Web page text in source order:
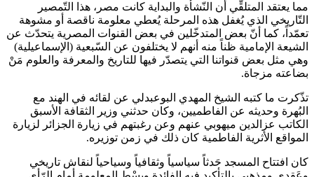
مما يعتقد المتلقِّي أن النّشأة والبداية كانت مصر، هذا التّمصير
التّاريخي الذي يُغفل هذه المرحلة يُعطي معلومة ناقصة أو مشوهة
تعمّداً، كما أنّ بعض المتدخّلين في بعض القنوات المصرية يتحدّث عن
الشيعة الإمامية ظناً منه أنهم لا يختلفون عن السّبعية (الإسماعيلية)
وهي مثل بعض قنواتنا التي يتصدّر فيها للتاريخ والمعرفة والعلوم مَنْ
بضاعته مزجاة.
تذّكرت ما كتبه الشيخ المهدي البوعبدلي عن لقائه في الهند مع
البُهرة وحديثه عن الفاطميين، وكان حدثني وزير الثقافة الأسبق
الكاتب عزالدين ميهوبي عنهم وعن رغبتهم في زيارة الجزائر لزيارة
المواقع الأثرية الفاطمية كان ذلك في زمن توزيره.
كان افتتاح المسجد حَدثاً سياسياً وثقافياً وسياحياً لنقاش تاريخي